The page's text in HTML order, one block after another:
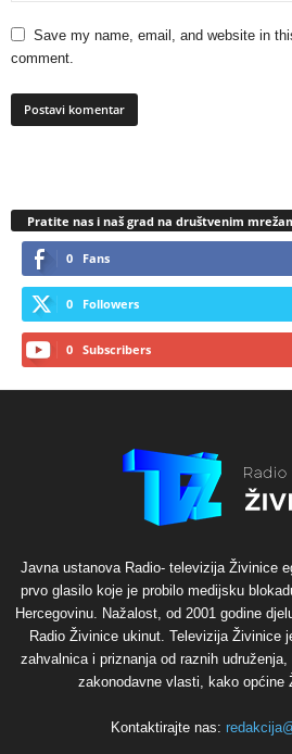
Save my name, email, and website in
comment.
Pratite nas i naš grad na društvenim
0 Fans
0 Followers
0 Subscribers
Javna ustanova Radio- televizija Živinice
prvo glasilo koje je probilo medijsku
Hercegovinu. Nažalost, od 2001 godine
Radio Živinice ukinut. Televizija Živinice
zahvalnica i priznanja od raznih
zakonodavne vlasti, kako općine
Kontaktirajte nas: